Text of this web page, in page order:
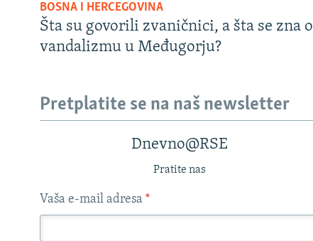
BOSNA I HERCEGOVINA
Šta su govorili zvaničnici, a šta se zna o
vandalizmu u Međugorju?
Pretplatite se na naš newsletter
Dnevno@RSE
Pratite nas
Vaša e-mail adresa *